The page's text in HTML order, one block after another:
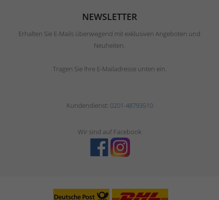
NEWSLETTER
Erhalten Sie E-Mails überwiegend mit exklusiven Angeboten und
Neuheiten.
Tragen Sie Ihre E-Mailadresse unten ein.
Kundendienst: 0201-48793510
Wir sind auf Facebook